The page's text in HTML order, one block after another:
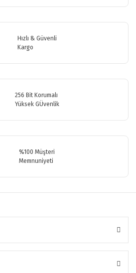
veya görüntülenemiyor.
daha pahalı.
Hızlı & Güvenli
Kargo
256 Bit Korumalı
Yüksek GÜvenlik
%100 Müşteri
Memnuniyeti